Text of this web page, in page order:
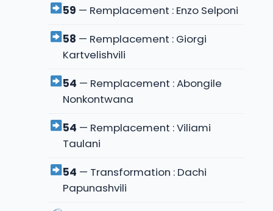
59 — Remplacement : Enzo Selponi
58 — Remplacement : Giorgi
Kartvelishvili
54 — Remplacement : Abongile
Nonkontwana
54 — Remplacement : Viliami
Taulani
54 — Transformation : Dachi
Papunashvili